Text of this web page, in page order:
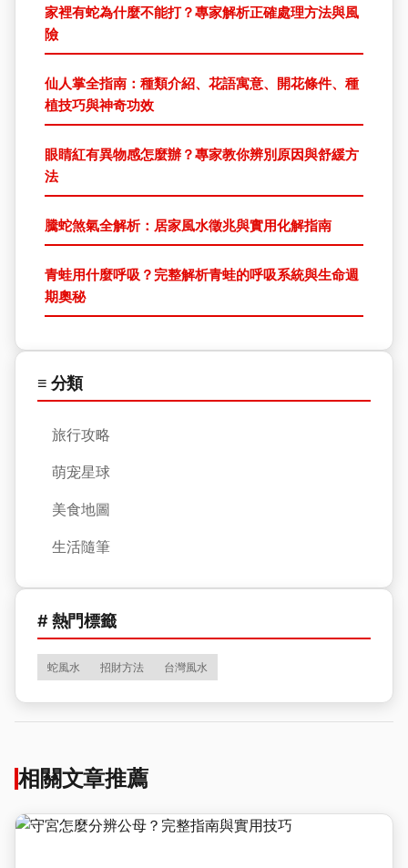
家裡有蛇為什麼不能打？專家解析正確處理方法與風
險
仙人掌全指南：種類介紹、花語寓意、開花條件、種
植技巧與神奇功效
眼睛紅有異物感怎麼辦？專家教你辨別原因與舒緩方
法
騰蛇煞氣全解析：居家風水徵兆與實用化解指南
青蛙用什麼呼吸？完整解析青蛙的呼吸系統與生命週
期奧秘
≡ 分類
旅行攻略
萌宠星球
美食地圖
生活隨筆
# 熱門標籤
蛇風水 招財方法 台灣風水
相關文章推薦